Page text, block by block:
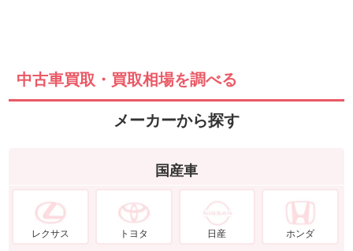
中古車買取・買取相場を調べる
メーカーから探す
国産車
レクサス トヨタ 日産 ホンダ